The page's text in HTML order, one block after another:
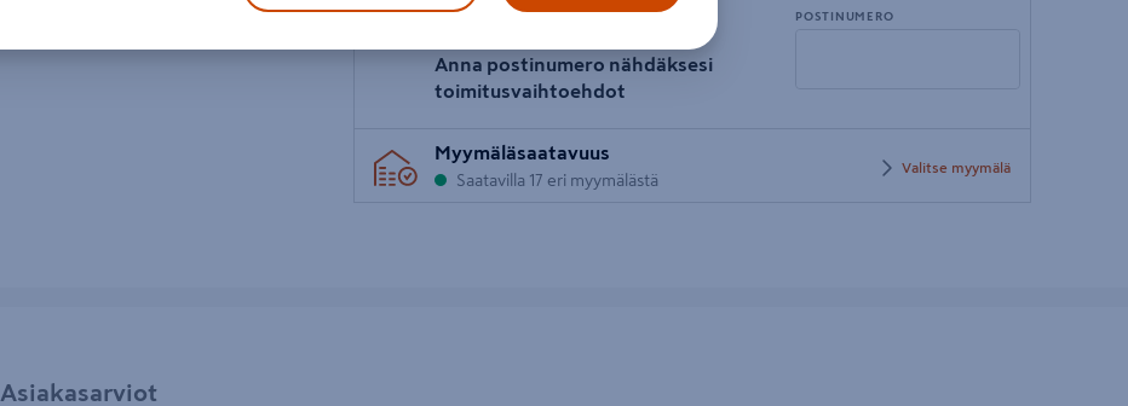
Anna postinumero nähdäksesi
toimitusvaihtoehdot
POSTINUMERO
postinumero
Myymäläsaatavuus
Saatavilla 17 eri myymälästä
Valitse myymälä
Asiakasarviot